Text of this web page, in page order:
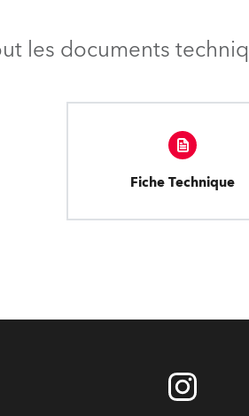
les documents
Fiche Technique